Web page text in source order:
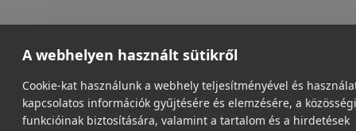
A webhelyen használt sütikről
Cookie-kat használunk a webhely teljesítményével és
kapcsolatos információk gyűjtésére és elemzésére, a
funkcióinak biztosítására, valamint a tartalom és a hirdetések